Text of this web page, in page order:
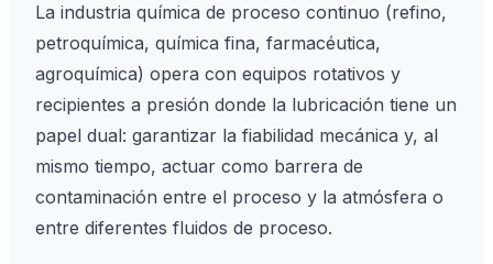
La industria química de proceso continuo (refino,
petroquímica, química fina, farmacéutica,
agroquímica) opera con equipos rotativos y
recipientes a presión donde la lubricación tiene un
papel dual: garantizar la fiabilidad mecánica y, al
mismo tiempo, actuar como barrera de
contaminación entre el proceso y la atmósfera o
entre diferentes fluidos de proceso.